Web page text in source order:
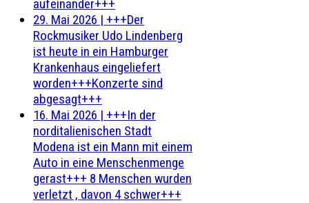
aufeinander+++
29. Mai 2026 | +++Der
Rockmusiker Udo Lindenberg
ist heute in ein Hamburger
Krankenhaus eingeliefert
worden+++Konzerte sind
abgesagt+++
16. Mai 2026 | +++In der
norditalienischen Stadt
Modena ist ein Mann mit einem
Auto in eine Menschenmenge
gerast+++ 8 Menschen wurden
verletzt , davon 4 schwer+++